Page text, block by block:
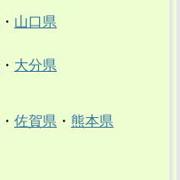
・ 山口県
・ 大分県
・ 佐賀県 ・ 熊本県